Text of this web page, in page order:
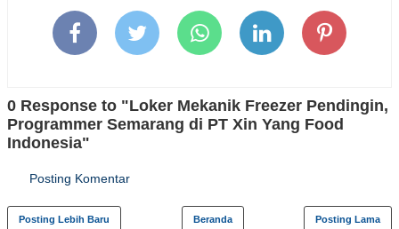
0 Response to "Loker Mekanik Freezer Pendingin,
Programmer Semarang di PT Xin Yang Food
Indonesia"
Posting Komentar
Posting Lebih Baru Posting Lama
Beranda